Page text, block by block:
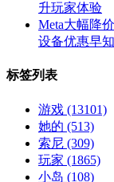
升玩家体验
Meta大幅降
设备优惠早
标签列表
游戏 (13101)
她的 (513)
索尼 (309)
玩家 (1865)
小岛 (108)